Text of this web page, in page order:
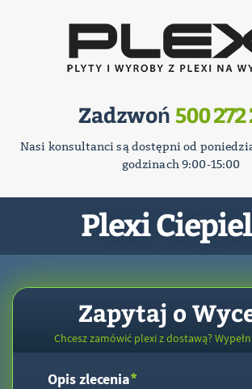
Zadzwoń 500 272
Nasi konsultanci są dostępni od
godzinach 9:00-15:00
Plexi
Zapytaj o
Chcesz zamówić plexi z dostawą?
Opis zlecenia*